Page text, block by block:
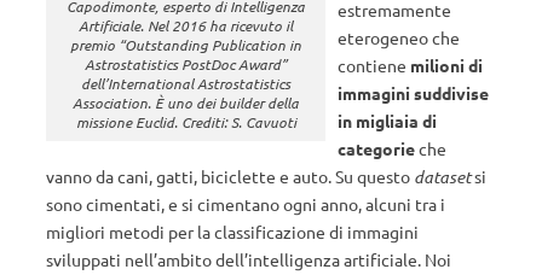
Capodimonte, esperto di Intelligenza
Artificiale. Nel 2016 ha ricevuto il
premio “Outstanding Publication in
Astrostatistics PostDoc Award”
dell’International Astrostatistics
Association. È uno dei builder della
missione Euclid. Crediti: S. Cavuoti
estremamente
eterogeneo che
contiene milioni di
immagini suddivise
in migliaia di
categorieche
vanno da cani, gatti, biciclette e auto. Su questo datasetsi
sono cimentati, e si cimentano ogni anno, alcuni tra i
migliori metodi per la classificazione di immagini
sviluppati nell’ambito dell’intelligenza artificiale. Noi